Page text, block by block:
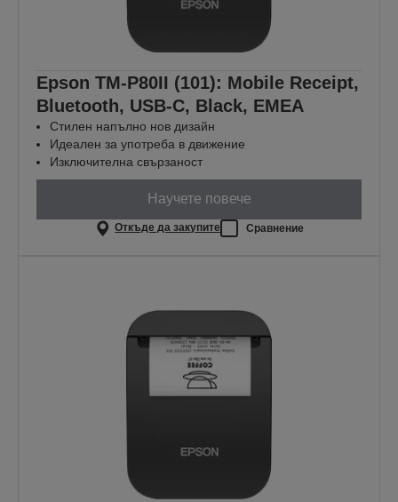
Epson TM-P80II (101): Mobile Receipt,
Bluetooth, USB-C, Black, EMEA
Стилен напълно нов дизайн
Идеален за употреба в движение
Изключителна свързаност
Научете повече
Откъде да закупите Сравнение